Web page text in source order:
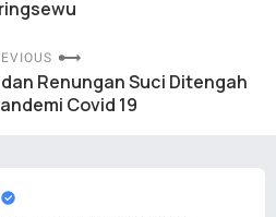
Renungan Suci Ditengah
Covid 19